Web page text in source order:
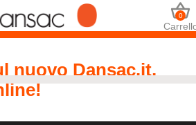
0
nuovo Dansac.it,